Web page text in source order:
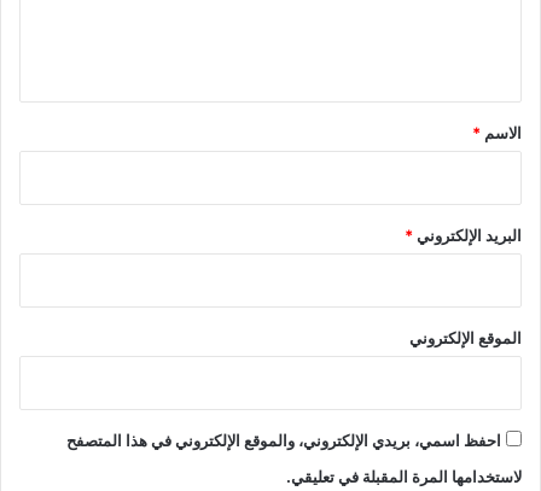
*
الاسم *
البريد الإلكتروني*
الموقع الإلكتروني
احفظ اسمي، بريدي الإلكتروني، والموقع الإلكتروني في هذا المتصفح
لاستخدامها المرة المقبلة في تعليقي.